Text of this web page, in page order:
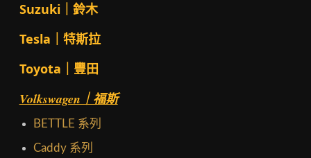
Suzuki｜鈴木
Tesla｜特斯拉
Toyota｜豐田
Volkswagen｜福斯
BETTLE 系列
Caddy 系列